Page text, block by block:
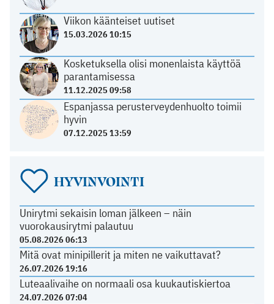
Viikon käänteiset uutiset
15.03.2026 10:15
Kosketuksella olisi monenlaista käyttöä
parantamisessa
11.12.2025 09:58
Espanjassa perusterveydenhuolto toimii
hyvin
07.12.2025 13:59
HYVINVOINTI
Unirytmi sekaisin loman jälkeen – näin
vuorokausirytmi palautuu
05.08.2026 06:13
Mitä ovat minipillerit ja miten ne vaikuttavat?
26.07.2026 19:16
Luteaalivaihe on normaali osa kuukautiskiertoa
24.07.2026 07:04